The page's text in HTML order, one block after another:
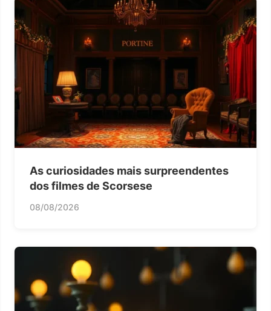
As curiosidades mais surpreendentes
dos filmes de Scorsese
08/08/2026